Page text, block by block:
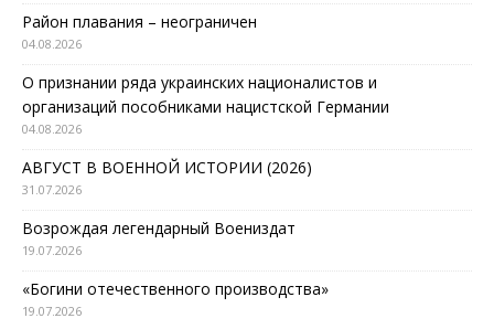
Район плавания – неограничен
04.08.2026
О признании ряда украинских националистов и
организаций пособниками нацистской Германии
04.08.2026
АВГУСТ В ВОЕННОЙ ИСТОРИИ (2026)
31.07.2026
Возрождая легендарный Воениздат
19.07.2026
«Богини отечественного производства»
19.07.2026